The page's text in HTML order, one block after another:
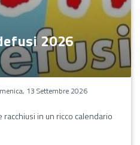
2026
13 Settembre 2026
in un ricco calendario